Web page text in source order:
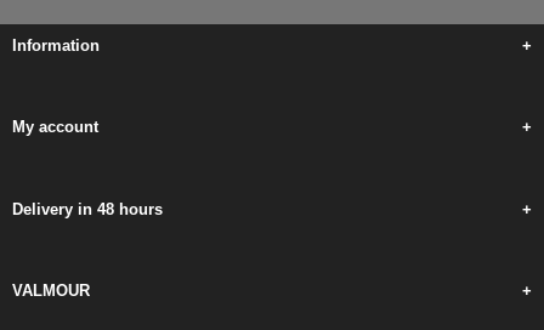
Information +
My account +
Delivery in 48 hours +
VALMOUR +